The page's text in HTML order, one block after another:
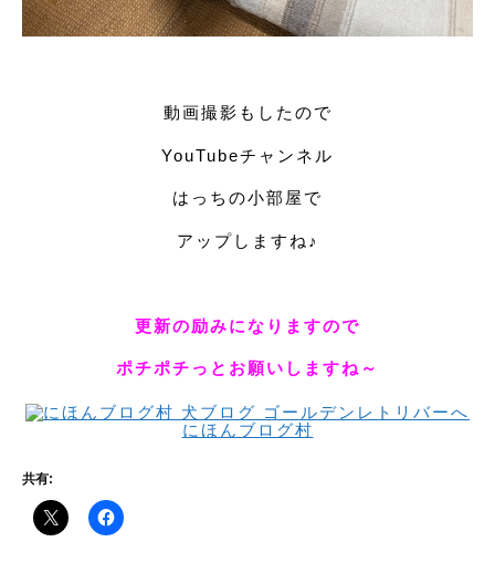
動画撮影もしたので
YouTubeチャンネル
はっちの小部屋で
アップしますね♪
更新の励みになりますので
ポチポチっとお願いしますね～
にほんブログ村
共有: